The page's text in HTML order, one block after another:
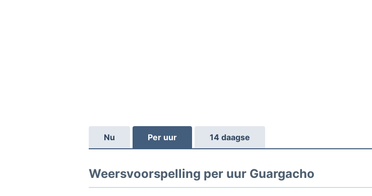
Nu Per uur 14 daagse
Weersvoorspelling per uur Guargacho